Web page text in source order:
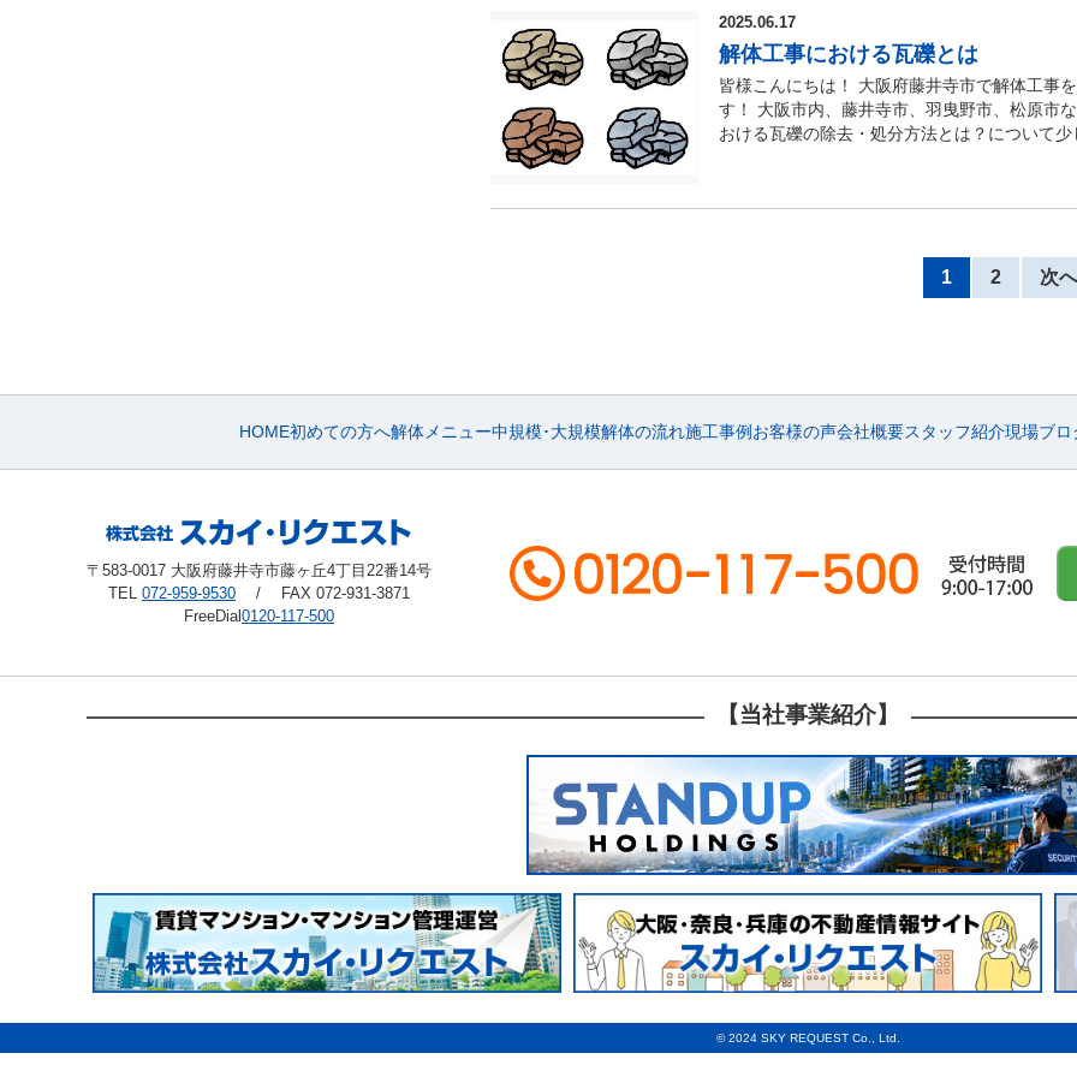
クが高まるほか、景観が悪化し、老朽化によ
境に深刻な影響を及ぼす可能性があります。
朽化した危険な空き家の除却費用の一部を補
す。 この補助金を活用することで、解体費用
す。 補助金の詳細や申請条件については、各
す。 補助金対象建物・補助金をを受ける市
た特定空き家等に該当する建物・空き家を放
図る為に放置しておくことが不適切な状態の
補助（千円未満は切り捨て）・返却工事又は
の場合は、その補助金額を除く）・応急措置
ことでもサポートいたしますので、弊社また
の強みは、解体事業と並行して不動産事業も
提案が可能な点です。現在空き家問題や自然
をお持ち、または解体工事を検討されている
き家、借地、アパート、マンション、ビル、
市、松原市などで公共事業に伴う区画整理の
で応じましょう。 ■最後に 今日は、区画整理
した！ 大阪で区画整理に伴う解体工事を考え
参考に大阪で解体工事を検討してみてくださ
や疑問点などがありましたらどんなことでも
て】 大阪府での解体工事のご相談なら株式
で解体後の土地活用のご相談など細やかなご
解体工事の需要は年々増加しています。 空き
市や柏原市大阪府全域で解体工事を承ってお
容】 木造住宅、空き家、借地、アパート、マ
ト、植木… 【別事業】 賃貸マンション運営・
けません。 また、万が一に備えて業務災害補
と良いでしょう。 ■最後に 今回は、大阪で
きました！ 藤井寺市や羽曳野市、松原市など
労力がかかってしまいます。 ご自身に合った
事を考えられている皆様は、今回ご紹介させ
で住宅の解体工事を検討してみてください！
ありましたらどんなことでもサポートいたし
い！ 【解体工事にお悩みの方】 【解体工事
のご相談なら株式会社スカイリクエストにお
から奈良県西部など木造・鉄骨・RC造など
カイリクエストの強みは、解体事業と並行し
など細やかなご提案が可能な点です。 現在空
阪府藤井寺市を中心に羽曳野市、松原市、富
工事を承っております。 【サービス内容】 建
地、アパート、マンション、ビル、倉庫、納
できるのが『空き家解体ローン』で、各地方
００万円（１万円単位）でご利用することが
家を適正に管理等行うために老朽化した危険
事を行う場合に活用できる補助金を受けるこ
も費用の負担を軽減することができます！ ■
て現在も空き家が注目視されていますが、今
と所有者の皆様にとってもメリットがありま
野市、松原市など空き家問題でお困りな方、
に活用できる補助金・助成金について】 大
お任せ下さい。 株式会社スカイリクエストは
来ますので、どんな小さな事でも構いません
ル、倉庫、納屋、平屋、井戸、庭石、カーポ
仲介や買取などの不動産事業警備業
談して行うことができますが、時間がかかる
がない方は、費用がかかるものの、専門家で
滅失登記を依頼できるのは土地家屋調査士の
えられるため、見積もり費用が明確で説明が
た、滅失登記に必要な書類や委任状の書き方
絡をくれる土地家屋調査士に依頼することを
滅失登記の申請の際には下記の書類が必要
はオンライン請求で用意する形になります
を解体した大阪の解体工事業者が証明する書
記で費用がかかる異例なケース】 ◆相続人か
範囲が広がるため調査費用が別途かかってし
いる場合 大阪で建物滅失登記を行う土地によ
す。 ◆登記上住所が変更してある場合 大阪
する流れについてご紹介させていただきまし
滅失登記を考えられている皆様は、今回紹介
い！ 大阪での解体工事に関することや、建
お悩みの方】 【解体工事に活用できる補助金
社スカイリクエストにお任せ下さい。 株式会
工事のプロフェッショナルとしてや 藤井寺市
ど 木造・鉄骨・RC造など構造、規模問わず解
強みは、解体事業と並行して不動産事業も経
提案が可能な点です。 現在空き家問題や自然
家をお持ち、または解体工事を検討されてい
のHPから無料で出来ますので、どんな小さ
カイリクエストの解体工事の費用について詳
中心に羽曳野市、松原市、富田林市などの南
事、外構工事、駐車場工事、大規模解体など
機械が必要です！ 大阪での工場解体の相場と
者や現場の状況によって大きく変動するため
す。 工場解体においては、特にアスベスト（
スベスト調査を実施する必要があります。 特
ため、その除去にも時間と手間がかかること
んどです。 このため、時間的な余裕を持っ
ぶことがポイントです。 大型重機を日常的に
ことができます。 工場の形状や立地条件によ
にかかる費用や期間などが知りたい皆様は、
ありましたらどんなことでもサポートいたし
ださい！ 【解体工事にお悩みの方】 【解体
会社スカイリクエストの強みは、解体事業と
のご相談など細やかなご提案が可能な点です
エリア】 大阪府藤井寺市を中心に羽曳野市、
府全域で解体工事を承っております。 【サー
スト調査、アスベスト関連工事、外構工事、
空き家、借地、アパート、マンション、ビル
事業】 賃貸マンション運営・管理、不動産仲
2025.06.17
解体工事における瓦礫とは
皆様こんにちは！ 大阪府藤井寺市で解体工事
す！ 大阪市内、藤井寺市、羽曳野市、松原市
おける瓦礫の除去・処分方法とは？について
礫とは コンクリートやレンガ、アスファル
れ、産業廃棄物として適切に処理・売却しな
築又は削除に生じたコンクリートの破片その
クリートの材料となる砂や砂利として利用さ
スもあります。 ■瓦礫類とコンクリートくず
類ありますが、その中でも「がれき類」と似
外で発生した場合は「コンクリートくず」に
確に確認し、正しく分類・処理することが重
理してもらう必要があります。 解体工事等で
の上に敷かれている路盤の材料になります。
られた小石の事で砕石は採石場などの山から
れています。 再生破砕は、がれき類のコンク
ロックやレンガは「産業廃棄物」に分類され
大阪で信頼できる解体工事業者や引き取り業
いる方は、大阪の解体業者や引き業者に見積
す！ ■最後に 今回は解体工事における瓦礫の
た！ 大阪での解体工事における瓦礫の除去や
記事を参考に藤井寺で解体工事を検討してみ
ない事や疑問点などがありましたらどんなこ
者へお気軽にご相談ください！ 【解体工事に
て】 大阪府での解体工事のご相談なら株式会
ストは大阪府藤井寺市に事務所を構え、解体
や松原市など南河内地区から奈良県西部など
で解体後の土地活用のご相談など細やかなご
解体工事の需要は年々増加しています。 空き
1 2 次へ
HOME初めての方へ解体メニュー中規模･大規模解体の流れ施工事例 お客様の声会社概要スタッフ紹介現場ブロ
〒583-0017 大阪府藤井寺市藤ヶ丘4丁目22番14号
TEL 072-959-9530 / FAX 072-931-3871
FreeDial0120-117-500
【当社事業紹介】
© 2024 SKY REQUEST Co., Ltd.